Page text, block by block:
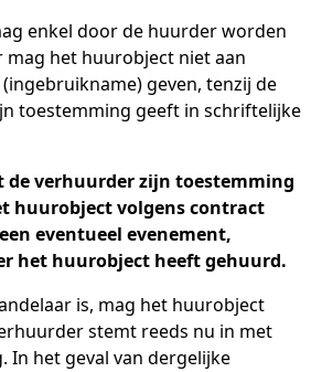
enkel door de huurder worden
het huurobject niet aan
geven, tenzij de
toestemming geeft in schriftelijke
de verhuurder zijn toestemming
huurobject volgens contract
eventueel evenement,
het huurobject heeft gehuurd.
is, mag het huurobject
stemt reeds nu in met
In het geval van dergelijke